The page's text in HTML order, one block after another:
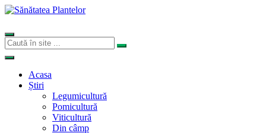
Acasa
Știri
Legumicultură
Pomicultură
Viticultură
Din câmp